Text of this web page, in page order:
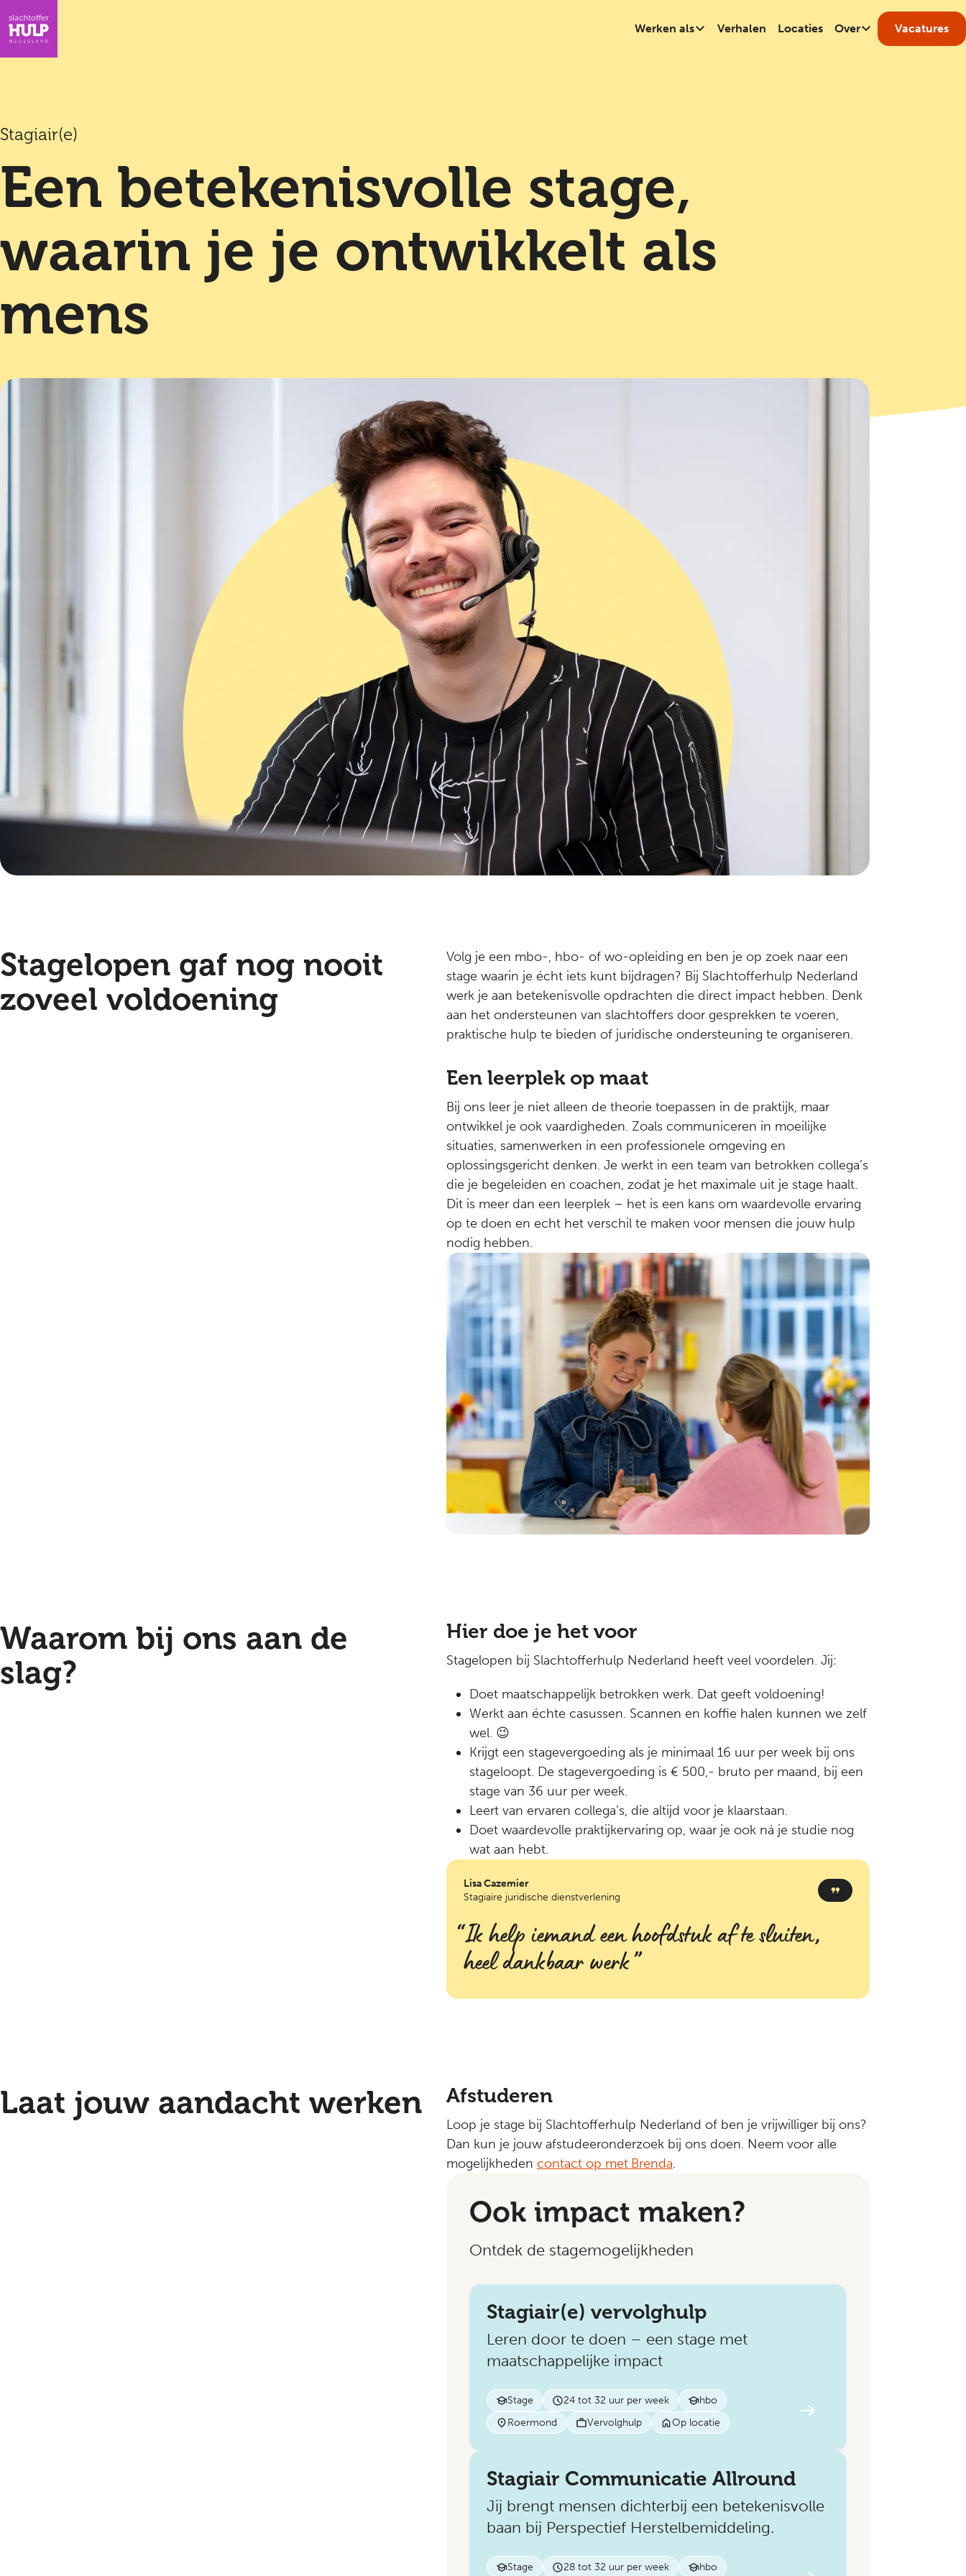
Werken als Verhalen Locaties Over Vacatures
Stagiair(e)
Een betekenisvolle stage,
waarin je je ontwikkelt als
mens
Stagelopen gaf nog nooit
zoveel voldoening
Volg je een mbo-, hbo- of wo-opleiding en ben je op zoek naar een
stage waarin je écht iets kunt bijdragen? Bij Slachtofferhulp Nederland
werk je aan betekenisvolle opdrachten die direct impact hebben. Denk
aan het ondersteunen van slachtoffers door gesprekken te voeren,
praktische hulp te bieden of juridische ondersteuning te organiseren.
Een leerplek op maat
Bij ons leer je niet alleen de theorie toepassen in de praktijk, maar
ontwikkel je ook vaardigheden. Zoals communiceren in moeilijke
situaties, samenwerken in een professionele omgeving en
oplossingsgericht denken. Je werkt in een team van betrokken collega’s
die je begeleiden en coachen, zodat je het maximale uit je stage haalt.
Dit is meer dan een leerplek – het is een kans om waardevolle ervaring
op te doen en echt het verschil te maken voor mensen die jouw hulp
nodig hebben.
Waarom bij ons aan de
slag?
Hier doe je het voor
Stagelopen bij Slachtofferhulp Nederland heeft veel voordelen. Jij:
Doet maatschappelijk betrokken werk. Dat geeft voldoening!
Werkt aan échte casussen. Scannen en koffie halen kunnen we zelf
wel. 😉
Krijgt een stagevergoeding als je minimaal 16 uur per week bij ons
stageloopt. De stagevergoeding is € 500,- bruto per maand, bij een
stage van 36 uur per week.
Leert van ervaren collega’s, die altijd voor je klaarstaan.
Doet waardevolle praktijkervaring op, waar je ook ná je studie nog
wat aan hebt.
Ik help iemand een hoofdstuk af te sluiten,
heel dankbaar werk
Lisa Cazemier
Stagiaire juridische dienstverlening
Laat jouw aandacht werken Afstuderen
Loop je stage bij Slachtofferhulp Nederland of ben je vrijwilliger bij ons?
Dan kun je jouw afstudeeronderzoek bij ons doen. Neem voor alle
mogelijkheden contact op met Brenda.
Ook impact maken?
Ontdek de stagemogelijkheden
Stagiair(e) vervolghulp
Leren door te doen – een stage met
maatschappelijke impact
Stage 24 tot 32 uur per week
hbo
Roermond
Vervolghulp Op locatie
Stagiair Communicatie Allround
Jij brengt mensen dichterbij een betekenisvolle
baan bij Perspectief Herstelbemiddeling.
Stage 28 tot 32 uur per week hbo